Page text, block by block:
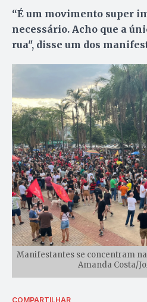
“É um movimento super
necessário. Acho que a
rua", disse um dos
Manifestantes se concentram
Amanda Costa/
COMPARTILHAR